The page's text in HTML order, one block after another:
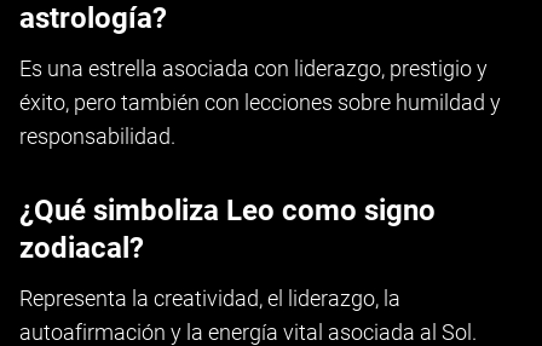
astrología?
Es una estrella asociada con liderazgo, prestigio y
éxito, pero también con lecciones sobre humildad y
responsabilidad.
¿Qué simboliza Leo como signo
zodiacal?
Representa la creatividad, el liderazgo, la
autoafirmación y la energía vital asociada al Sol.